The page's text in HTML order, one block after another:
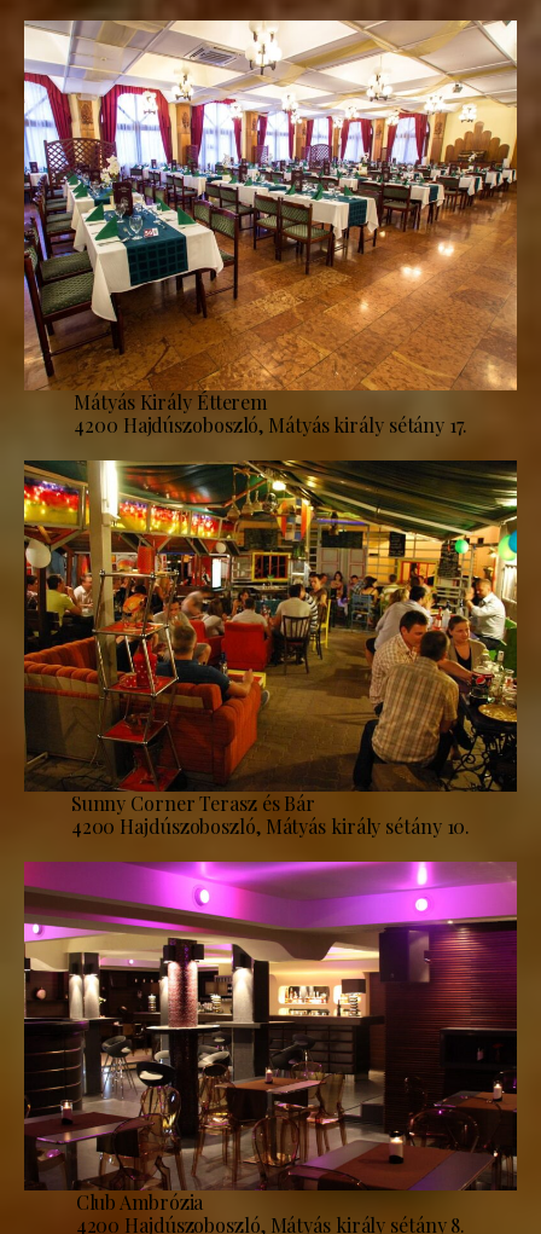
Mátyás Király Étterem
4200 Hajdúszoboszló, Mátyás király sétány 17.
Sunny Corner Terasz és Bár
4200 Hajdúszoboszló, Mátyás király sétány 10.
Club Ambrózia
4200 Hajdúszoboszló, Mátyás király sétány 8.